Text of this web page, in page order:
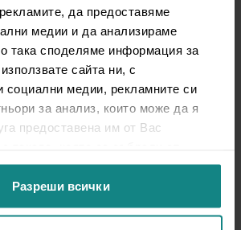
да предоставяме
медии и да анализираме
така споделяме информация за
сайта ни, с
социални медии, рекламните си
за анализ, които може да я
предоставена им от Вас
страна на услугите им.
Разреши всички